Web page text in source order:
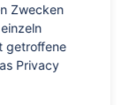
Zwecken
getroffene
Privacy